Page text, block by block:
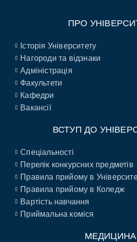
ПРО
Історія Університету
Нагороди та відзнаки
Адміністрація
Факультети
Кафедри
Вакансії
ВСТУП ДО
Спеціальності
Перелік конкурсних предметів
Правила прийому в
Правила прийому в Коледж
Вартість навчання
Приймальна коміся
МЕДИЦИНА